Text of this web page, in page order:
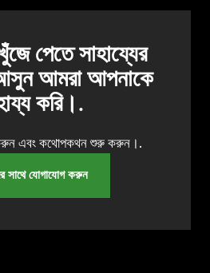
পেতে সাহায্যের
আমরা আপনাকে
করি।.
এবং কথোপকথন শুরু করুন।.
সাথে যোগাযোগ করুন